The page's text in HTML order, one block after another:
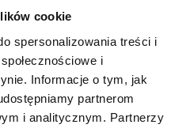
cookie
spersonalizowania treści i
i
Informacje o tym, jak
partnerom
i analitycznym. Partnerzy